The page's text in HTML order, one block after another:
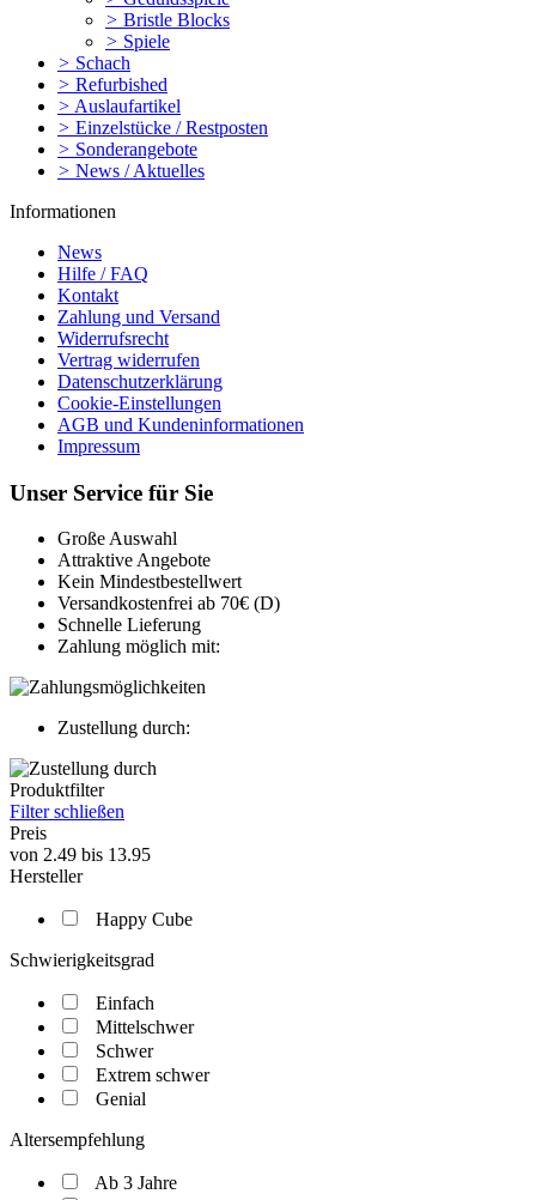
> Bristle Blocks
> Spiele
> Schach
> Refurbished
> Auslaufartikel
> Einzelstücke / Restposten
> Sonderangebote
> News / Aktuelles
Informationen
News
Hilfe / FAQ
Kontakt
Zahlung und Versand
Widerrufsrecht
Vertrag widerrufen
Datenschutzerklärung
Cookie-Einstellungen
AGB und Kundeninformationen
Impressum
Unser Service für Sie
Große Auswahl
Attraktive Angebote
Kein Mindestbestellwert
Versandkostenfrei ab 70€ (D)
Schnelle Lieferung
Zahlung möglich mit:
Zustellung durch:
Produktfilter
Filter schließen
Preis
von 2.49 bis 13.95
Hersteller
Happy Cube
Schwierigkeitsgrad
Einfach
Mittelschwer
Schwer
Extrem schwer
Genial
Altersempfehlung
Ab 3 Jahre